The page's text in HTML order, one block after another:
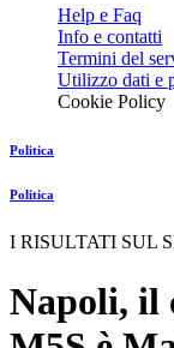
Help e Faq
Info e contatti
Termini del
Utilizzo dati e
Cookie Policy
Politica
Politica
I RISULTATI SUL
Napoli, il